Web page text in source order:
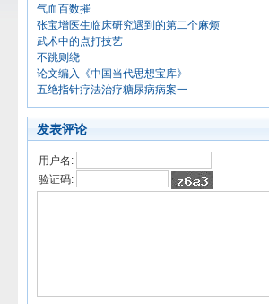
气血百数摧
张宝增医生临床研究遇到的第二个麻烦
武术中的点打技艺
不跳则绕
论文编入《中国当代思想宝库》
五绝指针疗法治疗糖尿病病案一
发表评论
用户名:
验证码: